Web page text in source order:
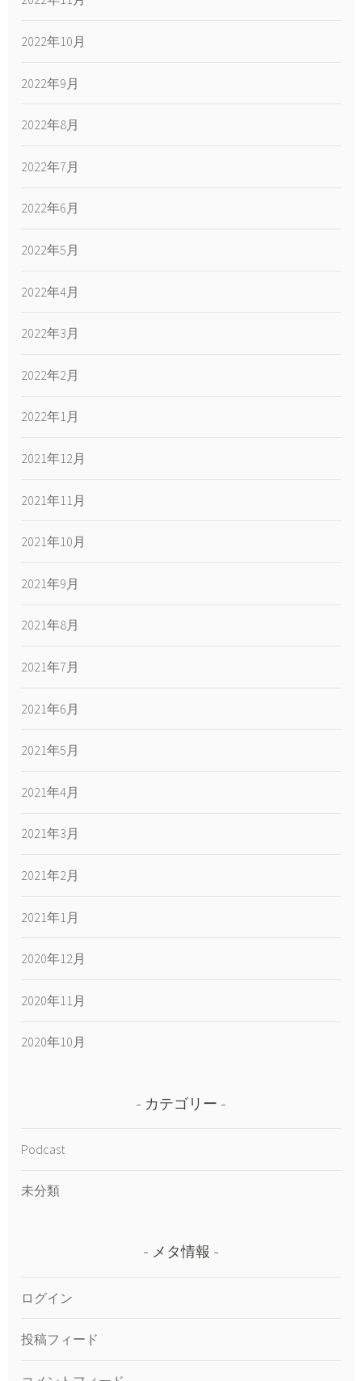
2022年10月
2022年9月
2022年8月
2022年7月
2022年6月
2022年5月
2022年4月
2022年3月
2022年2月
2022年1月
2021年12月
2021年11月
2021年10月
2021年9月
2021年8月
2021年7月
2021年6月
2021年5月
2021年4月
2021年3月
2021年2月
2021年1月
2020年12月
2020年11月
2020年10月
カテゴリー
Podcast
未分類
メタ情報
ログイン
投稿フィード